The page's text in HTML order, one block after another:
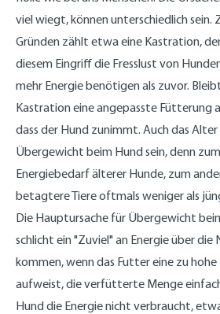
viel wiegt, können unterschiedlich sein.
Gründen zählt etwa eine Kastration,
diesem Eingriff die Fresslust von
mehr Energie benötigen als zuvor.
Kastration eine angepasste Fütterung
dass der Hund zunimmt. Auch das
Übergewicht beim Hund sein, denn
Energiebedarf älterer Hunde, zum
betagtere Tiere oftmals weniger als
Die Hauptursache für Übergewicht
schlicht ein "Zuviel" an Energie über die
kommen, wenn das Futter eine zu
aufweist, die verfütterte Menge
Hund die Energie nicht verbraucht,